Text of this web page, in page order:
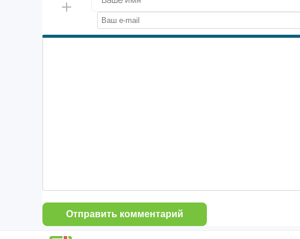
Отправить комментарий